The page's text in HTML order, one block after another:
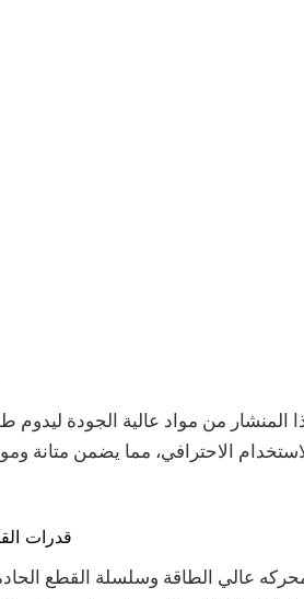
المنشار من مواد عالية الجودة ليدوم
الاحترافي، مما يضمن متانة
قدرات
عالي الطاقة وسلسلة القطع